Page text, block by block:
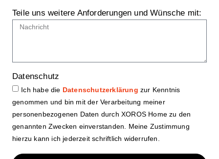
Teile uns weitere Anforderungen und Wünsche mit:
Datenschutz
Ich habe die Datenschutzerklärung zur Kenntnis
genommen und bin mit der Verarbeitung meiner
personenbezogenen Daten durch XOROS Home zu den
genannten Zwecken einverstanden. Meine Zustimmung
hierzu kann ich jederzeit schriftlich widerrufen.